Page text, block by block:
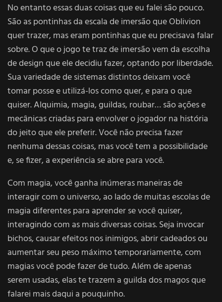
No entanto essas duas coisas que eu falei são pouco.
São as pontinhas da escala de imersão que Oblivion
quer trazer, mas eram pontinhas que eu precisava falar
sobre. O que o jogo te traz de imersão vem da escolha
de design que ele decidiu fazer, optando por liberdade.
Sua variedade de sistemas distintos deixam você
tomar posse e utilizá-los como quer, e para o que
quiser. Alquimia, magia, guildas, roubar… são ações e
mecânicas criadas para envolver o jogador na história
do jeito que ele preferir. Você não precisa fazer
nenhuma dessas coisas, mas você tem a possibilidade
e, se fizer, a experiência se abre para você.
Com magia, você ganha inúmeras maneiras de
interagir com o universo, ao lado de muitas escolas de
magia diferentes para aprender se você quiser,
interagindo com as mais diversas coisas. Seja invocar
bichos, causar efeitos nos inimigos, abrir cadeados ou
aumentar seu peso máximo temporariamente, com
magias você pode fazer de tudo. Além de apenas
serem usadas, elas te trazem a guilda dos magos que
falarei mais daqui a pouquinho.